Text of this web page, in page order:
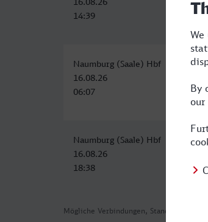
Mögliche Verbindungen, Stand: 2026-08-
14:39
Naumburg (Saale) Hbf
16.08.26
06:07
Naumburg (Saale) Hbf
16.08.26
18:38